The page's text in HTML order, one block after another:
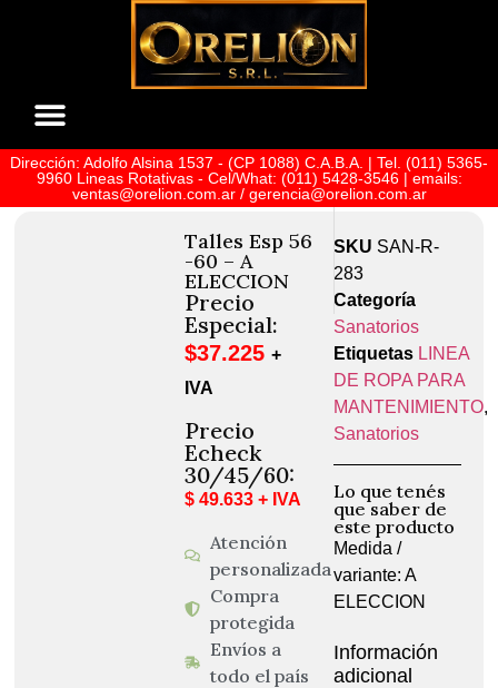
Dirección: Adolfo Alsina 1537 - (CP 1088) C.A.B.A. | Tel. (011) 5365-
9960 Lineas Rotativas - Cel/What: (011) 5428-3546 | emails:
ventas@orelion.com.ar / gerencia@orelion.com.ar
Talles Esp 56
-60 – A
ELECCION
Precio
Especial:
$37.225 +
IVA
Precio
Echeck
30/45/60:
$ 49.633 + IVA
Atención
personalizada
Compra
protegida
Envíos a
todo el país
SKU SAN-R-
283
Categoría
Sanatorios
Etiquetas LINEA
DE ROPA PARA
MANTENIMIENTO,
Sanatorios
Lo que tenés
que saber de
este producto
Medida /
variante: A
ELECCION
Información
adicional